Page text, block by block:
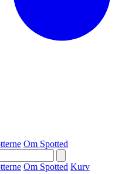
Om Spotted
Om Spotted Kurv